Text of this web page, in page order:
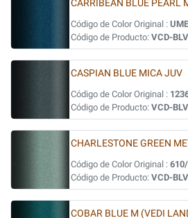
CARRIBEAN BLUE PEARL
Código de Color Original : UME
Código de Producto: VCD-
CASPIAN BLUE MICA JUV
Código de Color Original :
Código de Producto: VCD-
CHARLESTONE GREEN
Código de Color Original :
Código de Producto: VCD-
COBAR BLUE M (VEDI